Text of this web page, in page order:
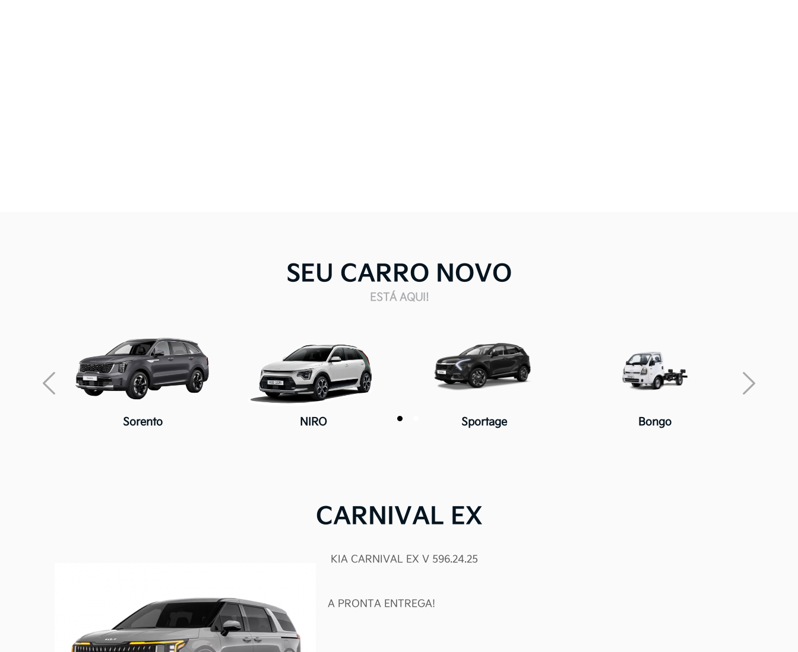
SEU CARRO NOVO
ESTÁ AQUI!
Sorento NIRO Sportage Bongo
CARNIVAL EX
KIA CARNIVAL EX V 596.24.25
A PRONTA ENTREGA!